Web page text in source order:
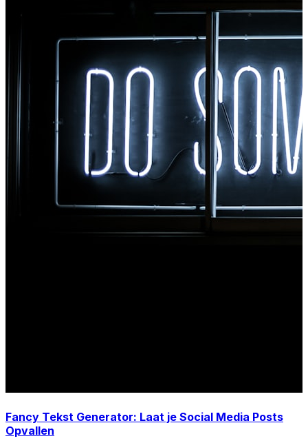
Fancy Tekst Generator: Laat je Social Media Posts
Opvallen